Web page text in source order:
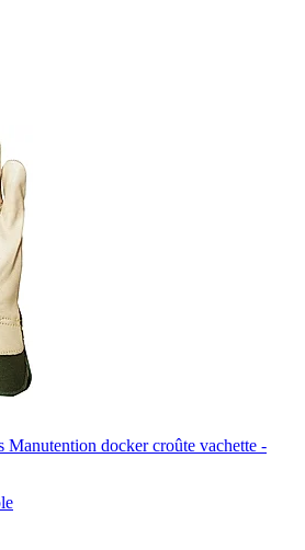
Manutention docker croûte vachette -